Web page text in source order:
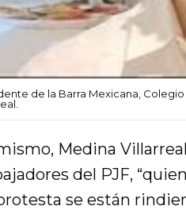
de la Barra Mexicana,
Medina
del PJF,
se están